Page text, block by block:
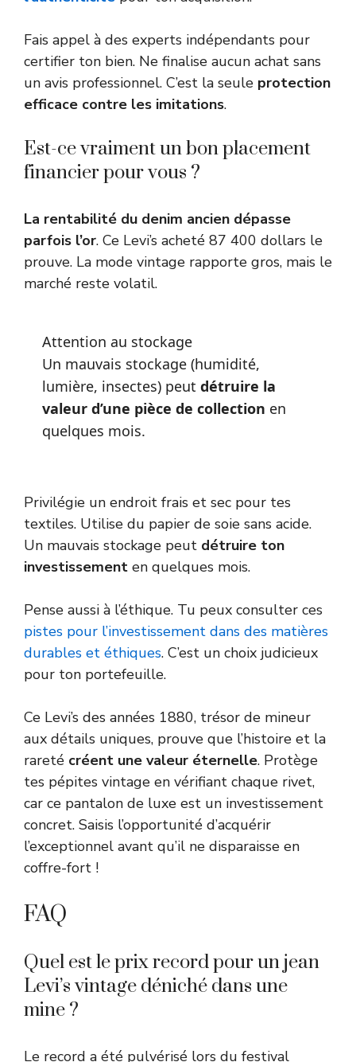
Fais appel à des experts indépendants pour
certifier ton bien. Ne finalise aucun achat sans
un avis professionnel. C’est la seule protection
efficace contre les imitations.
Est-ce vraiment un bon placement
financier pour vous ?
La rentabilité du denim ancien dépasse
parfois l’or. Ce Levi’s acheté 87 400 dollars le
prouve. La mode vintage rapporte gros, mais le
marché reste volatil.
Attention au stockage
Un mauvais stockage (humidité,
lumière, insectes) peut détruire la
valeur d’une pièce de collection en
quelques mois.
Privilégie un endroit frais et sec pour tes
textiles. Utilise du papier de soie sans acide.
Un mauvais stockage peut détruire ton
investissement en quelques mois.
Pense aussi à l’éthique. Tu peux consulter ces
pistes pour l’investissement dans des matières
durables et éthiques. C’est un choix judicieux
pour ton portefeuille.
Ce Levi’s des années 1880, trésor de mineur
aux détails uniques, prouve que l’histoire et la
rareté créent une valeur éternelle. Protège
tes pépites vintage en vérifiant chaque rivet,
car ce pantalon de luxe est un investissement
concret. Saisis l’opportunité d’acquérir
l’exceptionnel avant qu’il ne disparaisse en
coffre-fort !
FAQ
Quel est le prix record pour un jean
Levi’s vintage déniché dans une
mine ?
Le record a été pulvérisé lors du festival